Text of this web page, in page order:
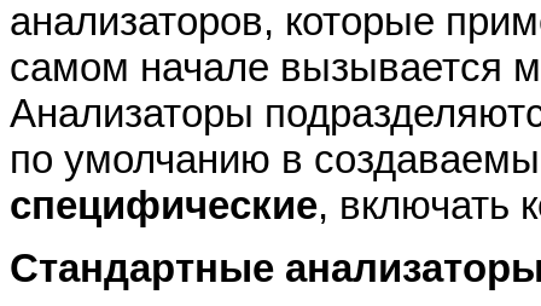
анализаторов, которые
самом начале вызывается
Анализаторы
по умолчанию в
специфические, включать
Стандартные